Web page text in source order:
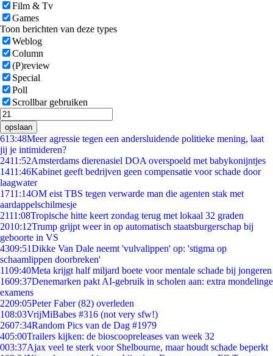
Film & Tv
Games
Toon berichten van deze types
Weblog
Column
(P)review
Special
Poll
Scrollbar gebruiken
opslaan
613:48Meer agressie tegen een andersluidende politieke mening, laat
jij je intimideren?
2411:52Amsterdams dierenasiel DOA overspoeld met babykonijntjes
1411:46Kabinet geeft bedrijven geen compensatie voor schade door
laagwater
1711:14OM eist TBS tegen verwarde man die agenten stak met
aardappelschilmesje
2111:08Tropische hitte keert zondag terug met lokaal 32 graden
2010:12Trump grijpt weer in op automatisch staatsburgerschap bij
geboorte in VS
4309:51Dikke Van Dale neemt 'vulvalippen' op: 'stigma op
schaamlippen doorbreken'
1109:40Meta krijgt half miljard boete voor mentale schade bij jongeren
1609:37Denemarken pakt AI-gebruik in scholen aan: extra mondelinge
examens
2209:05Peter Faber (82) overleden
108:03VrijMiBabes #316 (not very sfw!)
2607:34Random Pics van de Dag #1979
405:00Trailers kijken: de bioscoopreleases van week 32
003:37Ajax veel te sterk voor Shelbourne, maar houdt schade beperkt